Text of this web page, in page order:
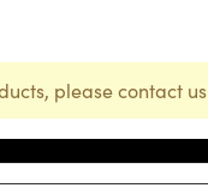
please contact us